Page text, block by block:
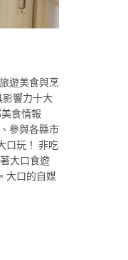
遊美食與烹
響力十大
食情報
參與各縣市
口玩！ 非吃
大口食遊
大口的自媒